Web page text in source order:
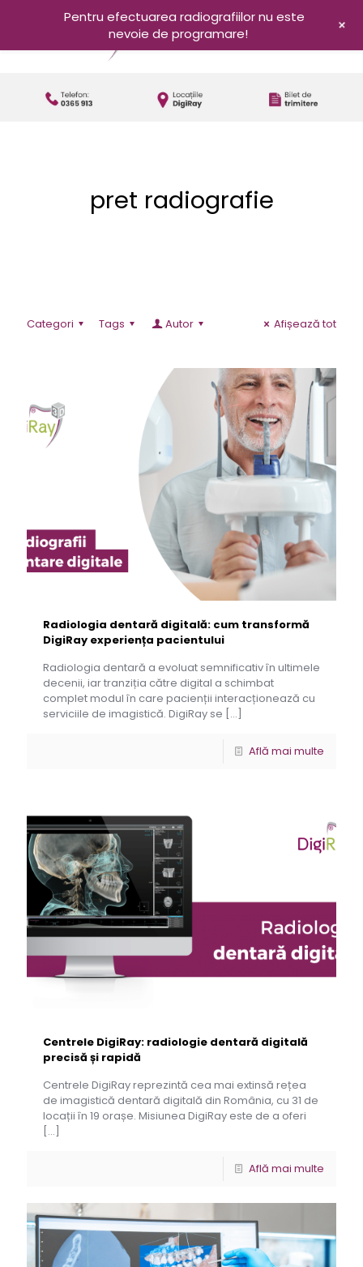
pret radiografie
Categori Tags Autor Afișează tot
Radiologia dentară digitală: cum transformă
DigiRay experiența pacientului
Radiologia dentară a evoluat semnificativ în ultimele
decenii, iar tranziția către digital a schimbat
complet modul în care pacienții interacționează cu
serviciile de imagistică. DigiRay se […]
Află mai multe
Centrele DigiRay: radiologie dentară digitală
precisă și rapidă
Centrele DigiRay reprezintă cea mai extinsă rețea
de imagistică dentară digitală din România, cu 31 de
locații în 19 orașe. Misiunea DigiRay este de a oferi
[…]
Află mai multe
Pentru efectuarea radiografiilor nu este
nevoie de programare!
+